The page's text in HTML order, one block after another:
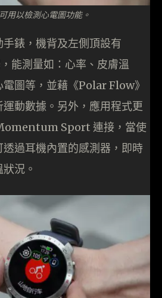
用以檢測心電圖功能。
錶，機背及左側頂設有
能測量如：心率、皮膚溫
圖等，並藉《Polar Flow》
動數據。另外，應用程式更
Sport 連接，當使
過耳機內置的感測器，即時
況。